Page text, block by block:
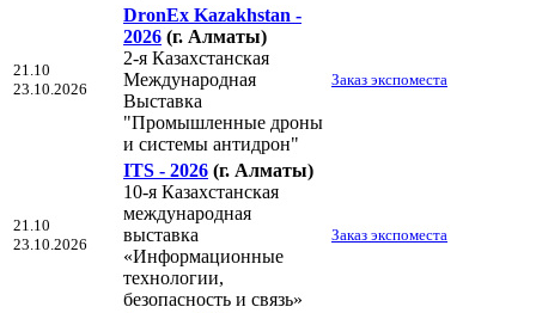
21.10
23.10.2026
DronEx Kazakhstan -
2026 (г. Алматы)
2-я Казахстанская
Международная
Выставка
"Промышленные дроны
и системы антидрон"
Заказ экспоместа
21.10
23.10.2026
ITS - 2026 (г. Алматы)
10-я Казахстанская
международная
выставка
«Информационные
технологии,
безопасность и связь»
Заказ экспоместа